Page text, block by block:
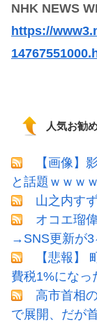
NHK NEWS
https://
人気お勧
【画像】
と話題ｗｗｗｗ
山之内す
オコエ瑠
→SNS更新が3
【悲報】
費税1%になっ
高市首相
で展開、だが